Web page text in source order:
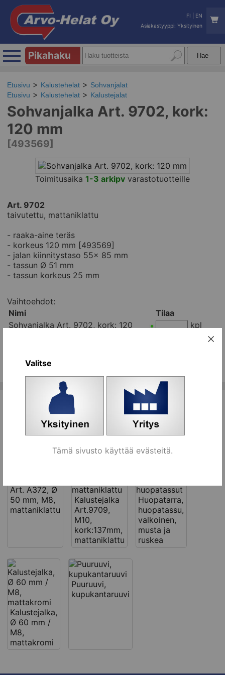
FI
EN
Asiakastyyppi: Yksityinen
Pikahaku
Etusivu Kalustehelat
Sohvanjalat
Etusivu
Kalustehelat Kalustejalat
Sohvanjalka Art. 9702, kork:
120 mm
[493569]
Art. 9702
taivutettu, mattaniklattu
- raaka-aine teräs
- korkeus 120 mm [493569]
- jalan kiinnitystaso 55x 85 mm
- tassun Ø 51 mm
- tassun korkeus 25 mm
Toimitusaika 1-3 arkipv varastotuotteille
Vaihtoehdot:
Nimi
Tilaa
Sohvanjalka Art. 9702, kork: 120
kpl
Kaikki ryhmän tuotteet
Tähän liittyviä tuotteita
Art. A372, Ø
50 mm, M8,
mattaniklattu
Kalustejalka
Art.9709,
M10,
kork:137mm,
mattaniklattu
Huopatarra,
huopatassu,
valkoinen,
musta ja
ruskea
Kalustejalka,
Ø 60 mm /
M8,
mattakromi
Puuruuvi,
kupukantaruuvi
Valitse
Tämä sivusto käyttää evästeitä.